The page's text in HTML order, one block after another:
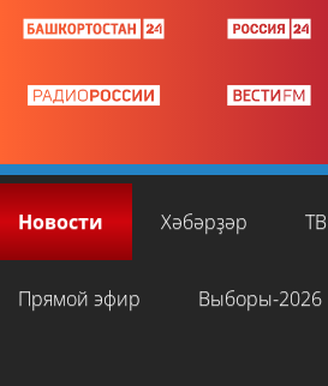
Новости Хәбәрҙәр ТВ
Прямой эфир Выборы-2026